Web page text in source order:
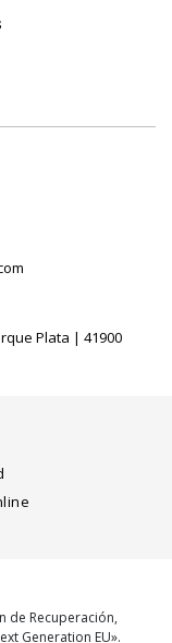
Plata | 41900
de Recuperación,
Generation EU».